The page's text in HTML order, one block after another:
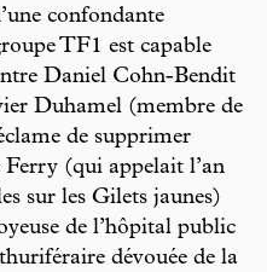
confondante
TF1 est capable
Daniel Cohn-Bendit
Duhamel (membre de
de supprimer
Ferry (qui appelait l’an
sur les Gilets jaunes)
de l’hôpital public
dévouée de la